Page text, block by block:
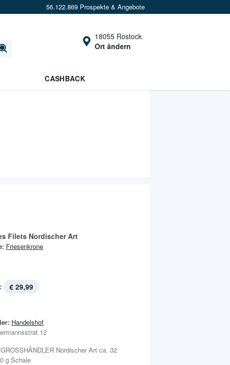
56.122.869 Prospekte & Angebote
18055 Rostock
Ort ändern
CASHBACK
Filets Nordischer Art
Friesenkrone
€ 29,99
Handelshof
12
Nordischer Art ca. 32
g Schale